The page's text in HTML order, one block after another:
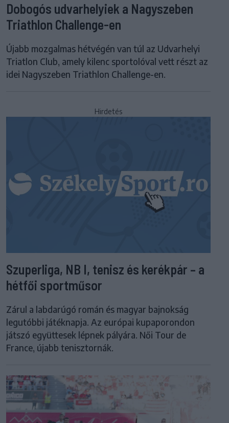
Dobogós udvarhelyiek a Nagyszeben
Triathlon Challenge-en
Újabb mozgalmas hétvégén van túl az Udvarhelyi
Triatlon Club, amely kilenc sportolóval vett részt az
idei Nagyszeben Triathlon Challenge-en.
Hirdetés
Szuperliga, NB I, tenisz és kerékpár – a
hétfői sportműsor
Zárul a labdarúgó román és magyar bajnokság
legutóbbi játéknapja. Az európai kupaporondon
játszó együttesek lépnek pályára. Női Tour de
France, újabb tenisztornák.